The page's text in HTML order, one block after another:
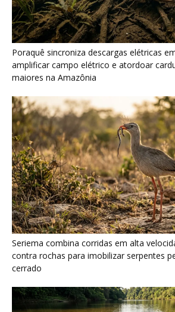
Seriema combina corridas em alta
contra rochas para imobilizar serpentes
cerrado
Ariranha sincroniza caça coletiva com
e cerca cardumes em rios rasos da